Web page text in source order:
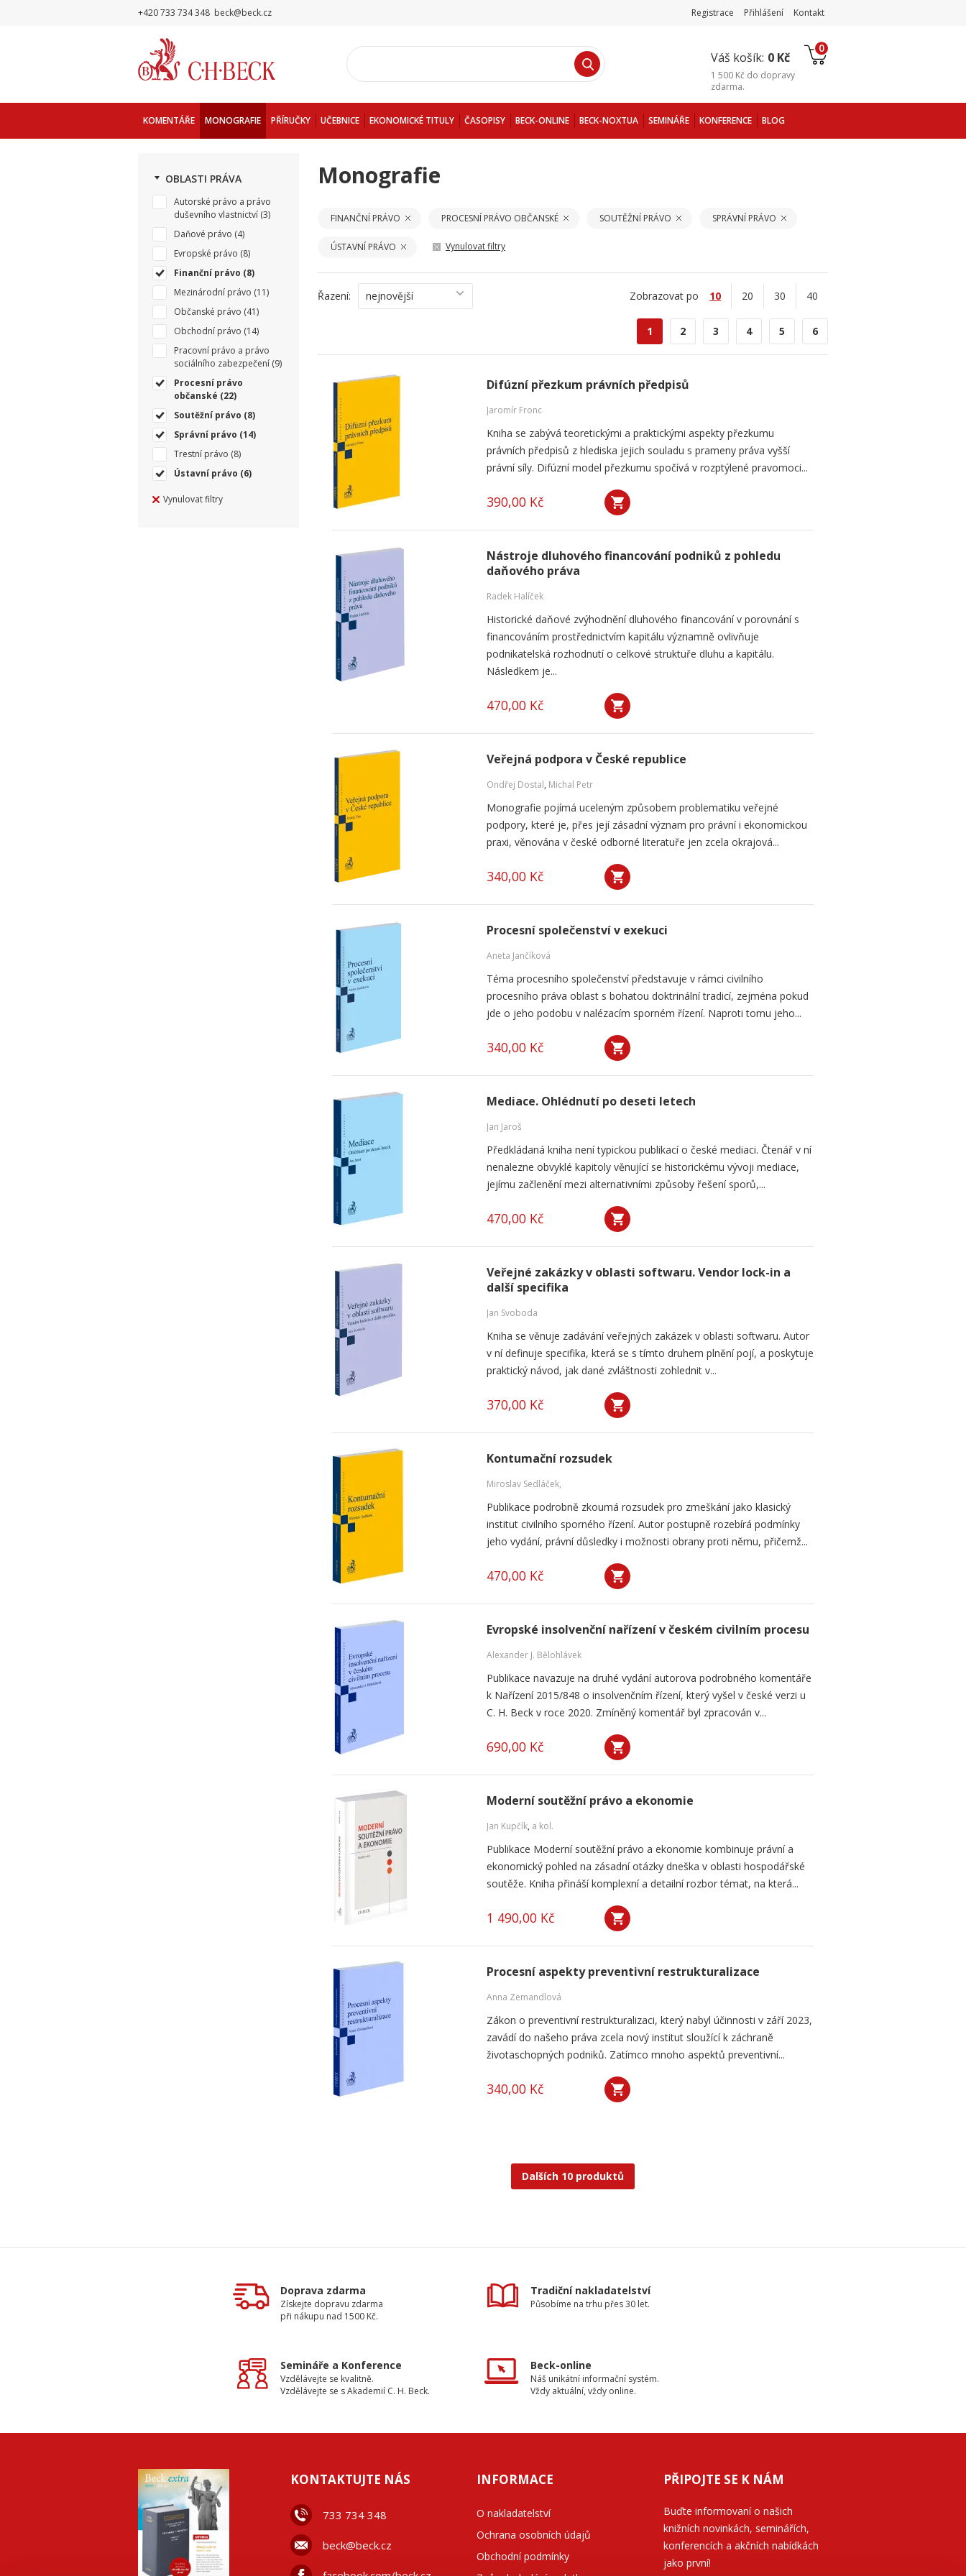
+420 733 734 348 beck@beck.cz Registrace Přihlášení Kontakt
Váš košík: 0 Kč
0
1 500 Kč do dopravy
zdarma.
KOMENTÁŘE MONOGRAFIE PŘÍRUČKY UČEBNICE EKONOMICKÉ TITULY ČASOPISY BECK-ONLINE BECK-NOXTUA SEMINÁŘE KONFERENCE BLOG
OBLASTI PRÁVA
Autorské právo a právo
duševního vlastnictví (3)
Daňové právo (4)
Evropské právo (8)
Finanční právo (8)
Mezinárodní právo (11)
Občanské právo (41)
Obchodní právo (14)
Pracovní právo a právo
sociálního zabezpečení (9)
Procesní právo
občanské (22)
Soutěžní právo (8)
Správní právo (14)
Trestní právo (8)
Ústavní právo (6)
Vynulovat filtry
Monografie
FINANČNÍ PRÁVO PROCESNÍ PRÁVO OBČANSKÉ SOUTĚŽNÍ PRÁVO SPRÁVNÍ PRÁVO
ÚSTAVNÍ PRÁVO Vynulovat filtry
Řazení: nejnovější Zobrazovat po 10 20 30 40
1 2 3 4 5 6
Difúzní přezkum právních předpisů
Jaromír Fronc
Kniha se zabývá teoretickými a praktickými aspekty přezkumu
právních předpisů z hlediska jejich souladu s prameny práva vyšší
právní síly. Difúzní model přezkumu spočívá v rozptýlené pravomoci...
390,00 Kč
Nástroje dluhového financování podniků z pohledu
daňového práva
Radek Halíček
Historické daňové zvýhodnění dluhového financování v porovnání s
financováním prostřednictvím kapitálu významně ovlivňuje
podnikatelská rozhodnutí o celkové struktuře dluhu a kapitálu.
Následkem je...
470,00 Kč
Veřejná podpora v České republice
Ondřej Dostal, Michal Petr
Monografie pojímá uceleným způsobem problematiku veřejné
podpory, které je, přes její zásadní význam pro právní i ekonomickou
praxi, věnována v české odborné literatuře jen zcela okrajová...
340,00 Kč
Procesní společenství v exekuci
Aneta Jančíková
Téma procesního společenství představuje v rámci civilního
procesního práva oblast s bohatou doktrinální tradicí, zejména pokud
jde o jeho podobu v nalézacím sporném řízení. Naproti tomu jeho...
340,00 Kč
Mediace. Ohlédnutí po deseti letech
Jan Jaroš
Předkládaná kniha není typickou publikací o české mediaci. Čtenář v ní
nenalezne obvyklé kapitoly věnující se historickému vývoji mediace,
jejímu začlenění mezi alternativními způsoby řešení sporů,...
470,00 Kč
Veřejné zakázky v oblasti softwaru. Vendor lock-in a
další specifika
Jan Svoboda
Kniha se věnuje zadávání veřejných zakázek v oblasti softwaru. Autor
v ní definuje specifika, která se s tímto druhem plnění pojí, a poskytuje
praktický návod, jak dané zvláštnosti zohlednit v...
370,00 Kč
Kontumační rozsudek
Miroslav Sedláček,
Publikace podrobně zkoumá rozsudek pro zmeškání jako klasický
institut civilního sporného řízení. Autor postupně rozebírá podmínky
jeho vydání, právní důsledky i možnosti obrany proti němu, přičemž...
470,00 Kč
Evropské insolvenční nařízení v českém civilním procesu
Alexander J. Bělohlávek
Publikace navazuje na druhé vydání autorova podrobného komentáře
k Nařízení 2015/848 o insolvenčním řízení, který vyšel v české verzi u
C. H. Beck v roce 2020. Zmíněný komentář byl zpracován v...
690,00 Kč
Moderní soutěžní právo a ekonomie
Jan Kupčík, a kol.
Publikace Moderní soutěžní právo a ekonomie kombinuje právní a
ekonomický pohled na zásadní otázky dneška v oblasti hospodářské
soutěže. Kniha přináší komplexní a detailní rozbor témat, na která...
1 490,00 Kč
Procesní aspekty preventivní restrukturalizace
Anna Zemandlová
Zákon o preventivní restrukturalizaci, který nabyl účinnosti v září 2023,
zavádí do našeho práva zcela nový institut sloužící k záchraně
životaschopných podniků. Zatímco mnoho aspektů preventivní...
340,00 Kč
Dalších 10 produktů
Doprava zdarma
Získejte dopravu zdarma
při nákupu nad 1500 Kč.
Tradiční nakladatelství
Působíme na trhu přes 30 let.
Semináře a Konference
Vzdělávejte se kvalitně.
Vzdělávejte se s Akademií C. H. Beck.
Beck-online
Náš unikátní informační systém.
Vždy aktuální, vždy online.
KONTAKTUJTE NÁS
733 734 348
beck@beck.cz
INFORMACE
O nakladatelství
Ochrana osobních údajů
Obchodní podmínky
PŘIPOJTE SE K NÁM
Buďte informovaní o našich
knižních novinkách, seminářích,
konferencích a akčních nabídkách
jako první!